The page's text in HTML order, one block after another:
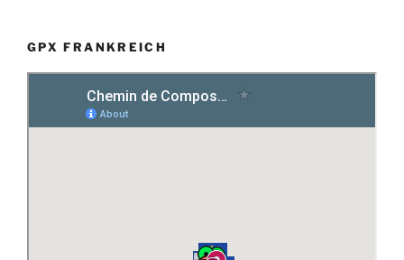
GPX FRANKREICH